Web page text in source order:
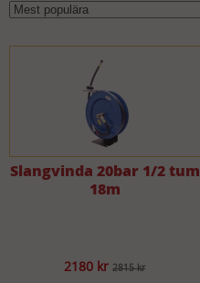
Slangvinda 20bar 1/2 tum
18m
2180 kr 2815 kr